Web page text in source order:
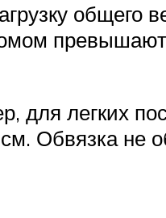
общего
для легких
Обвязка не